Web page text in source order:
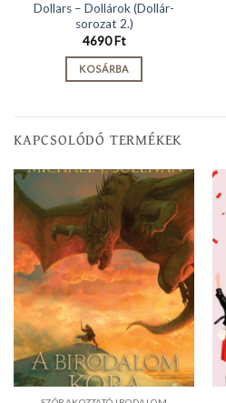
Dollars – Dollárok (Dollár-
sorozat 2.)
4690Ft
KOSÁRBA
KAPCSOLÓDÓ TERMÉKEK